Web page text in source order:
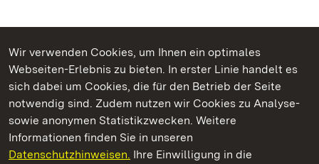
Wir verwenden Cookies, um Ihnen ein optimales
Webseiten-Erlebnis zu bieten. In erster Linie handelt es
sich dabei um Cookies, die für den Betrieb der Seite
notwendig sind. Zudem nutzen wir Cookies zu Analyse-
sowie anonymen Statistikzwecken. Weitere
Informationen finden Sie in unseren
Datenschutzhinweisen. Ihre Einwilligung in die
Kommen. Staunen. Genießen.
Schloss und Schlossgarten Schwetzingen